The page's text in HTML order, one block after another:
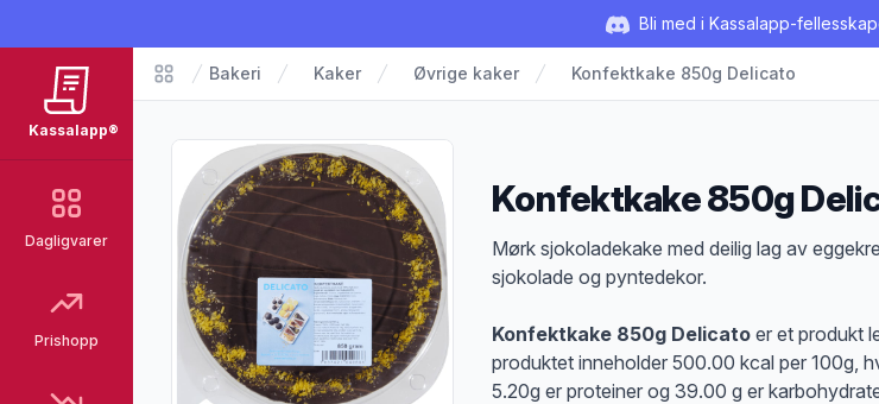
Bli med i Kassalapp-
Kassalapp®
Dagligvarer
Prishopp
Matvarer
Bakeri Kaker Øvrige kaker Konfektkake 850g Delicato
Konfektkake 850g
Produktbeskrivelse
Mørk sjokoladekake med deilig lag av
sjokolade og pyntedekor.
Konfektkake 850g Delicato er et produkt
produktet inneholder 500.00 kcal per 100g,
5.20g er proteiner og 39.00 g er